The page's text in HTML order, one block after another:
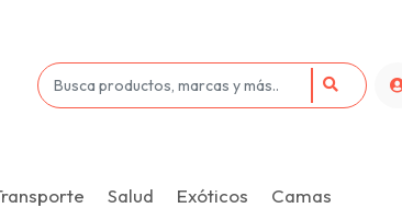
Salud Exóticos Camas